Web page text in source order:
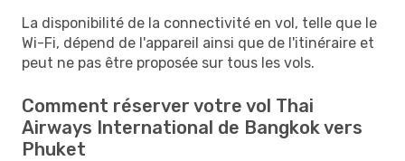
La disponibilité de la connectivité en vol, telle que le
Wi-Fi, dépend de l'appareil ainsi que de l'itinéraire et
peut ne pas être proposée sur tous les vols.
Comment réserver votre vol Thai
Airways International de Bangkok vers
Phuket